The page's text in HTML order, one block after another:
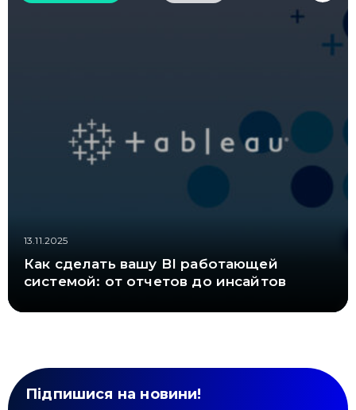
13.11.2025
Как сделать вашу BI работающей
системой: от отчетов до инсайтов
Підпишися на новини!